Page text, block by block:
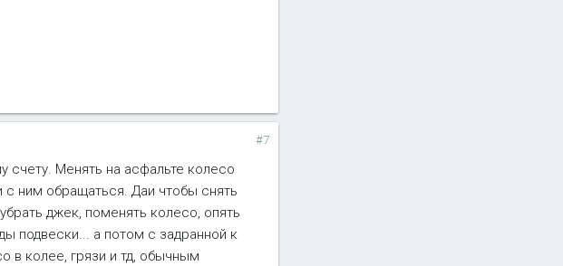
#7
счету. Менять на асфальте колесо
ним обращаться. Даи чтобы снять
джек, поменять колесо, опять
подвески... а потом с задранной к
в колее, грязи и тд, обычным